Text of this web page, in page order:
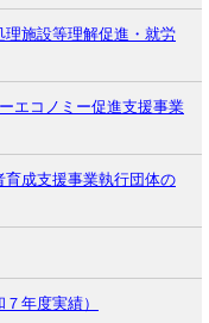
理施設等理解促進・就労
エコノミー促進支援事業
育成支援事業執行団体の
年度実績）